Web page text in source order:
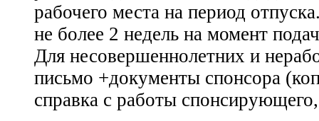
рабочего места на период
не более 2 недель на момент
Для несовершеннолетних и
письмо +документы спонсора
справка с работы